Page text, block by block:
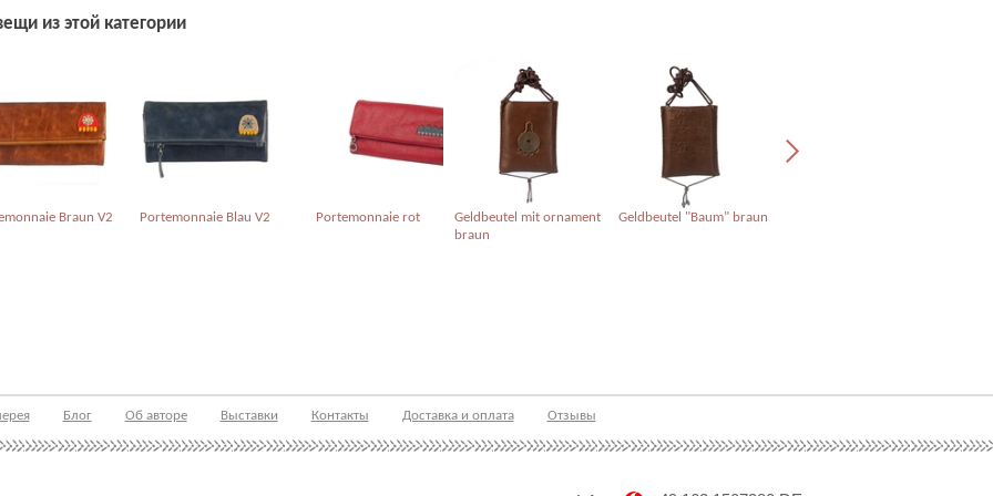
из этой категории
Braun V2 Portemonnaie Blau V2 Portemonnaie rot
Geldbeutel mit ornament
braun
Geldbeutel "Baum" braun
Блог Об авторе Выставки Контакты Доставка и оплата Отзывы